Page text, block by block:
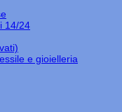
14/24
e gioielleria